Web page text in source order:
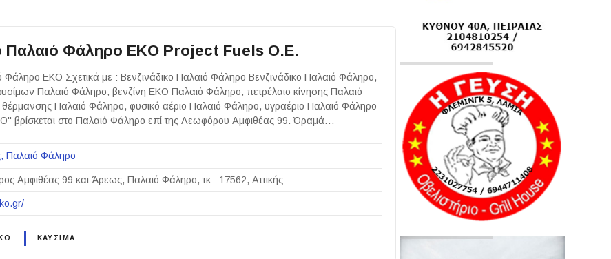
Παλαιό Φάληρο EKO Project Fuels Ο.Ε.
Φάληρο EKO Σχετικά με : Βενζινάδικο Παλαιό Φάληρο Βενζινάδικο Παλαιό Φάληρο,
Παλαιό Φάληρο, βενζίνη ΕΚΟ Παλαιό Φάληρο, πετρέλαιο κίνησης Παλαιό
Παλαιό Φάληρο, φυσικό αέριο Παλαιό Φάληρο, υγραέριο Παλαιό Φάληρο
βρίσκεται στο Παλαιό Φάληρο επί της Λεωφόρου Αμφιθέας 99. Όραμά…
Παλαιό Φάληρο
Αμφιθέας 99 και Άρεως, Παλαιό Φάληρο, τκ : 17562, Αττικής
ΚΑΥΣΙΜΑ